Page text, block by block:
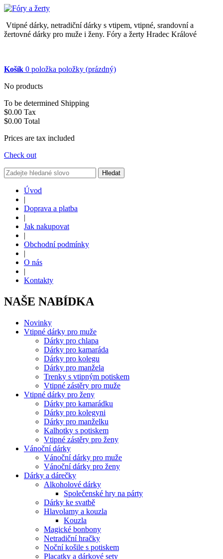
Vtipné dárky, netradiční dárky s vtipem, vtipné, srandovní a
žertovné dárky pro muže i ženy. Fóry a žerty Hradec Králové
Košík 0 položka položky (prázdný)
No products
To be determined Shipping
$0.00 Tax
$0.00 Total
Prices are tax included
Check out
Hledat
Úvod
|
Doprava a platba
|
Jak nakupovat
|
Obchodní podmínky
|
O nás
|
Kontakty
NAŠE NABÍDKA
Novinky
Vtipné dárky pro muže
Dárky pro chlapa
Dárky pro kamaráda
Dárky pro kolegu
Dárky pro manžela
Trenky s vtipným potiskem
Vtipné zástěry pro muže
Vtipné dárky pro ženy
Dárky pro kamarádku
Dárky pro kolegyni
Dárky pro manželku
Kalhotky s potiskem
Vtipné zástěry pro ženy
Vánoční dárky
Vánoční dárky pro muže
Vánoční dárky pro ženy
Dárky a dárečky
Alkoholové dárky
Společenské hry na párty
Dárky ke svatbě
Hlavolamy a kouzla
Kouzla
Magické bonbony
Netradiční hračky
Noční košile s potiskem
Placatky a dárkové sety